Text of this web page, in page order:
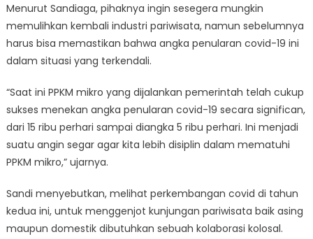
Menurut Sandiaga, pihaknya ingin sesegera mungkin
memulihkan kembali industri pariwisata, namun sebelumnya
harus bisa memastikan bahwa angka penularan covid-19 ini
dalam situasi yang terkendali.
“Saat ini PPKM mikro yang dijalankan pemerintah telah cukup
sukses menekan angka penularan covid-19 secara significan,
dari 15 ribu perhari sampai diangka 5 ribu perhari. Ini menjadi
suatu angin segar agar kita lebih disiplin dalam mematuhi
PPKM mikro,” ujarnya.
Sandi menyebutkan, melihat perkembangan covid di tahun
kedua ini, untuk menggenjot kunjungan pariwisata baik asing
maupun domestik dibutuhkan sebuah kolaborasi kolosal.